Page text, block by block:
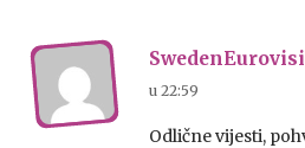
u 22:59
Odlične vijesti,